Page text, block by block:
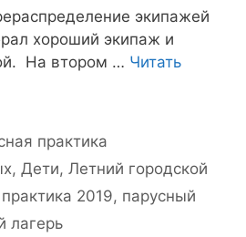
экипажей
хороший экипаж и
На втором … Читать
практика
,Дети,Летний городской
2019, парусный
лагерь